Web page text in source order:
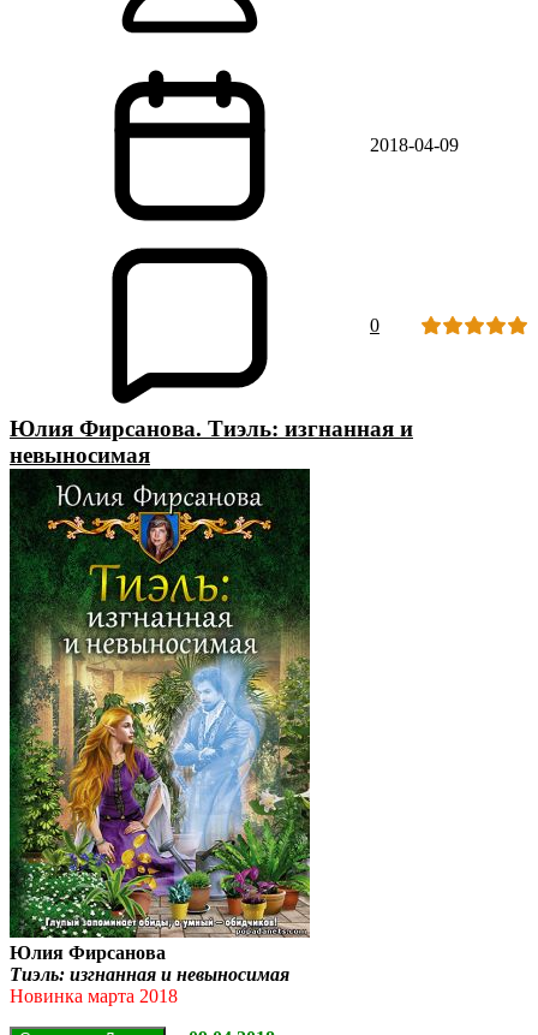
2018-04-09
0
Юлия Фирсанова. Тиэль: изгнанная и
невыносимая
Юлия Фирсанова
Тиэль: изгнанная и невыносимая
Новинка марта 2018